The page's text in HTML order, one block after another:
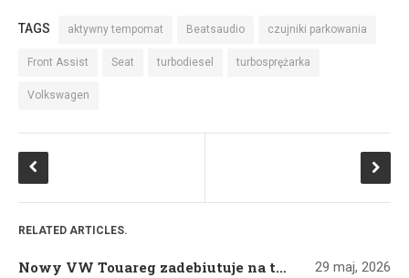
TAGS aktywny tempomat Beatsaudio czujniki parkowania
Front Assist Seat turbodiesel turbosprężarka
Volkswagen
RELATED ARTICLES.
Nowy VW Touareg zadebiutuje na targach w Pekinie 29 maj, 2026